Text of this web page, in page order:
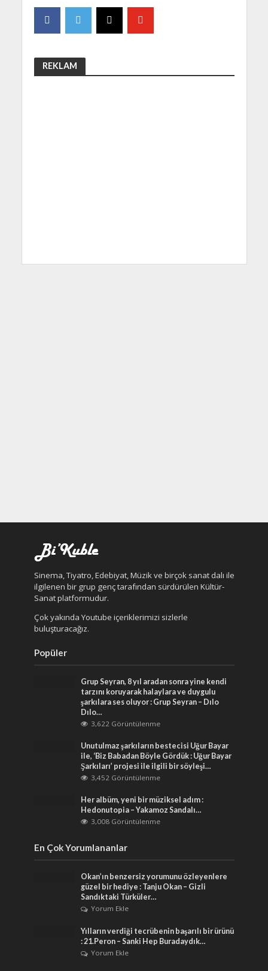
REKLAM
Sinema, Tiyatro, Edebiyat, Müzik ve birçok sanat dalı ile
ilgilenen bir grup genç tarafından sürdürülen Kültür-
Sanat platformudur.
Çok yakında Youtube içeriklerimizi sizlerle
buluşturacağız.
Popüler
Grup Seyran, 8 yıl aradan sonra yine kendi
tarzını koruyarak halaylara ve duygulu
şarkılara ses oluyor : Grup Seyran – Dılo
Dılo…
3,622 Görüntülenme
Unutulmaz şarkıların bestecisi Uğur Bayar
ile, ‘Biz Babadan Böyle Gördük : Uğur Bayar
Şarkıları’ projesi ile ilgili bir söyleşi…
3,452 Görüntülenme
Her albüm, yeni bir müziksel adım :
Hedonutopia – Yakamoz Sandalı…
3,008 Görüntülenme
En Çok Yorumlananlar
Okan’ın benzersiz yorumunu özleyenlere
güzel bir hediye : Tanju Okan – Gizli
Sandıktaki Türküler…
Yorum Ekle
Yılların verdiği tecrübenin başarılı bir ürünü
: 21.Peron – Sanki Hep Buradaydık…
Yorum Ekle